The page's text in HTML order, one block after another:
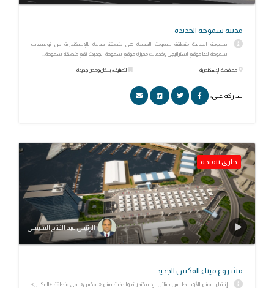
مدينة سموحة الجديدة
سموحة الجديدة منطقة سموحة الجديدة هي منطقة جديدة بالإسكندرية من توسعات
سموحة لها موقع استراتيجي وخدمات مميزة موقع سموحة الجديدة تقع منطقة سموحة...
محافظة: الإسكندرية التصنيف: إسكان ومدن جديدة
شاركه علي:
جارى تنفيذه
الرئيس عبد الفتاح السيسي
مشروع ميناء المكس الجديد
إنشاء الميناء الأوسط بين مينائي الإسكندرية والدخيلة ميناء «المكس»، في منطقة «المكس»